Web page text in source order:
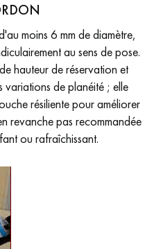
moins 6 mm de diamètre,
au sens de pose.
hauteur de réservation et
variations de planéité ; elle
résiliente pour améliorer
revanche pas recommandée
ou rafraîchissant.